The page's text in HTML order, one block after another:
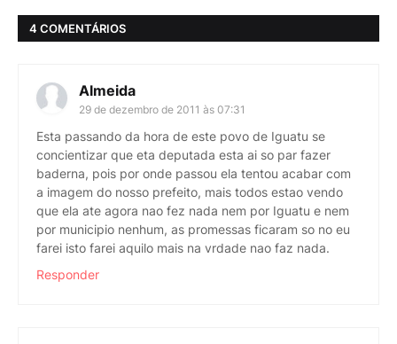
4 COMENTÁRIOS
Almeida
29 de dezembro de 2011 às 07:31
Esta passando da hora de este povo de Iguatu se
concientizar que eta deputada esta ai so par fazer
baderna, pois por onde passou ela tentou acabar com
a imagem do nosso prefeito, mais todos estao vendo
que ela ate agora nao fez nada nem por Iguatu e nem
por municipio nenhum, as promessas ficaram so no eu
farei isto farei aquilo mais na vrdade nao faz nada.
Responder